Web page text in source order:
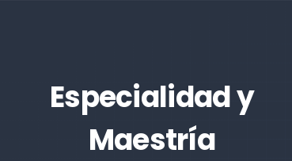
Especialidad y
Maestría